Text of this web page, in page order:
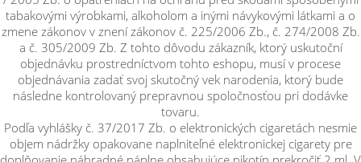
elektronické cigarety eGo AIO
Řadit podle:
pouze skladem
Filtr dostupnosti
tabakovými výrobkami, alkoholom a inými návykovými látkami a o
zmene zákonov v znení zákonov č. 225/2006 Zb., č. 274/2008 Zb.
a č. 305/2009 Zb. Z tohto dôvodu zákazník, ktorý uskutoční
objednávku prostredníctvom tohto eshopu, musí v procese
objednávania zadať svoj skutočný vek narodenia, ktorý bude
následne kontrolovaný prepravnou spoločnosťou pri dodávke
tovaru.
Podľa vyhlášky č. 37/2017 Zb. o elektronických cigaretách nesmie
objem nádržky opakovane naplniteľné elektronickej cigarety pre